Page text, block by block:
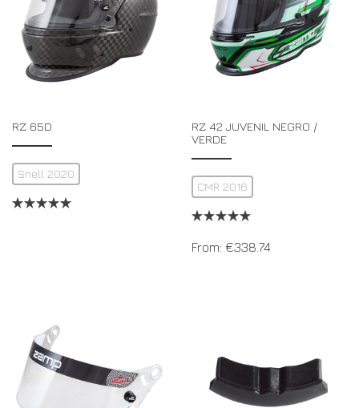
RZ 65D
Snell 2020
RZ 42 JUVENIL NEGRO /
VERDE
CMR 2016
From: €338.74